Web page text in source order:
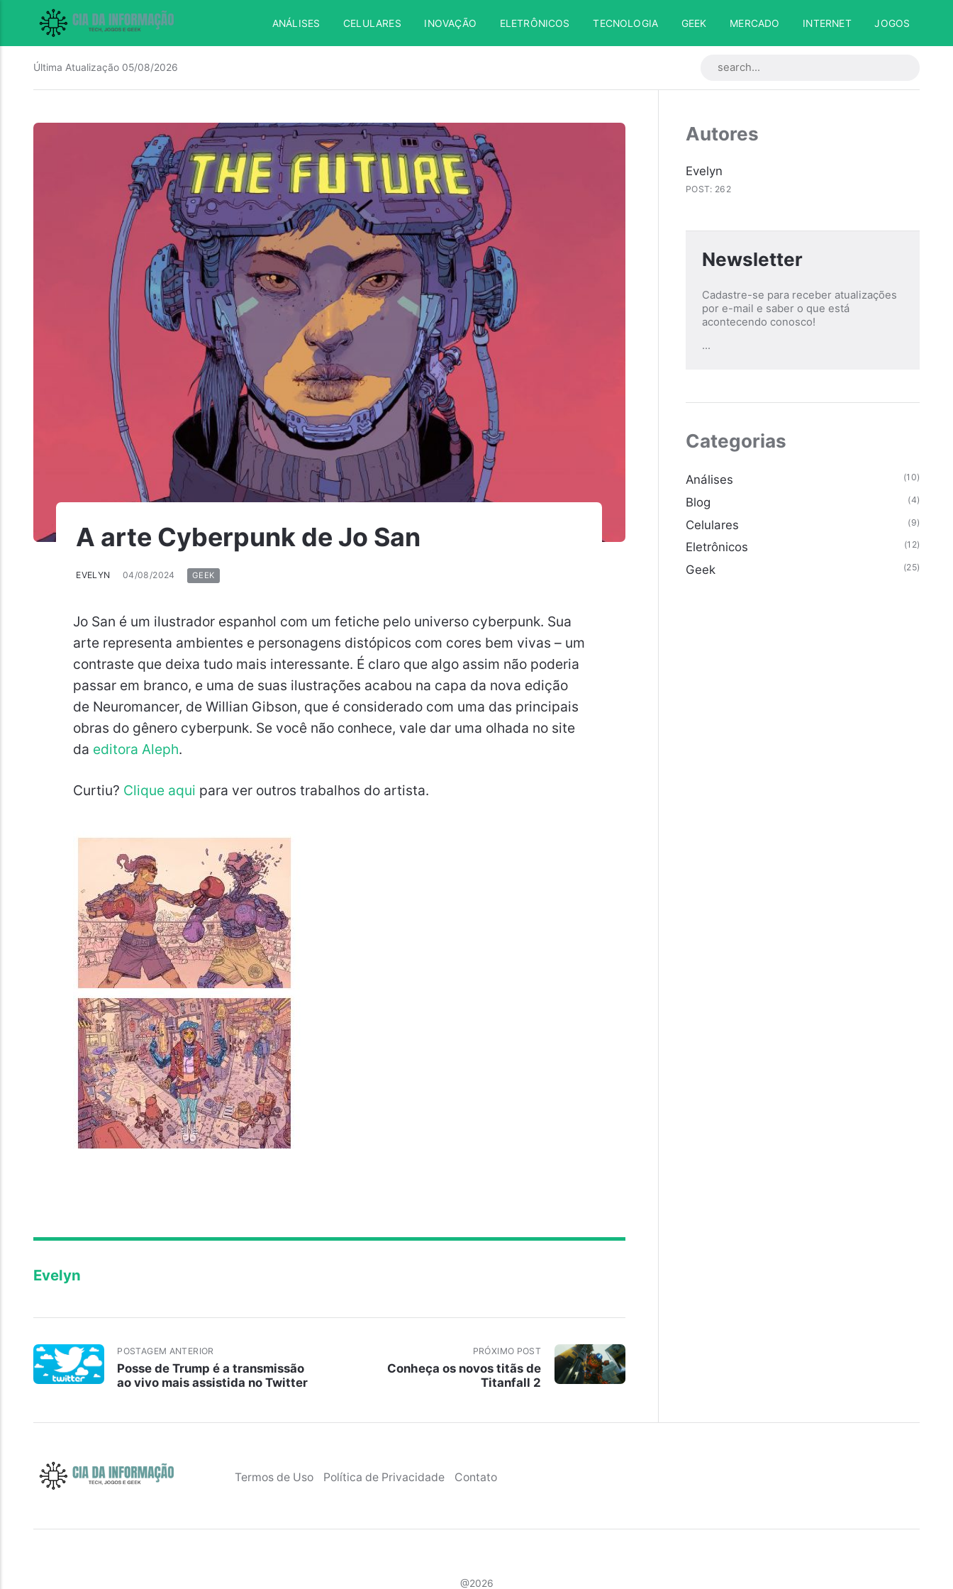
ANÁLISES CELULARES INOVAÇÃO ELETRÔNICOS TECNOLOGIA GEEK MERCADO INTERNET JOGOS
Última Atualização 05/08/2026
A arte Cyberpunk de Jo San
EVELYN 04/08/2024 GEEK
Jo San é um ilustrador espanhol com um fetiche pelo universo cyberpunk. Sua
arte representa ambientes e personagens distópicos com cores bem vivas – um
contraste que deixa tudo mais interessante. É claro que algo assim não poderia
passar em branco, e uma de suas ilustrações acabou na capa da nova edição
de Neuromancer, de Willian Gibson, que é considerado com uma das principais
obras do gênero cyberpunk. Se você não conhece, vale dar uma olhada no site
da editora Aleph.
Curtiu? Clique aqui para ver outros trabalhos do artista.
Evelyn
POSTAGEM ANTERIOR
Posse de Trump é a transmissão
ao vivo mais assistida no Twitter
PRÓXIMO POST
Conheça os novos titãs de
Titanfall 2
Autores
Evelyn
POST: 262
Newsletter
Cadastre-se para receber atualizações
por e-mail e saber o que está
acontecendo conosco!
...
Categorias
Análises (10)
Blog (4)
Celulares (9)
Eletrônicos (12)
Geek (25)
Termos de Uso Política de Privacidade Contato
@2026